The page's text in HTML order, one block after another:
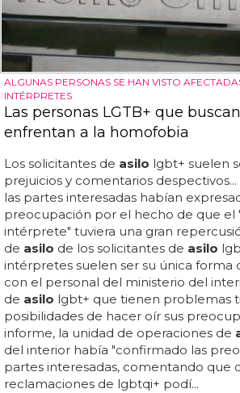
ALGUNAS PERSONAS SE HAN VISTO
INTÉRPRETES
Las personas LGTB+ que
enfrentan a la homofobia
Los solicitantes de asilo lgbt+ suelen
prejuicios y comentarios
las partes interesadas habían
preocupación por el hecho de que el
intérprete" tuviera una gran
de asilo de los solicitantes de asilo
intérpretes suelen ser su única forma
con el personal del ministerio del
de asilo lgbt+ que tienen problemas
posibilidades de hacer oír sus
informe, la unidad de operaciones de
del interior había "confirmado las
partes interesadas, comentando que
reclamaciones de lgbtqi+ podí...